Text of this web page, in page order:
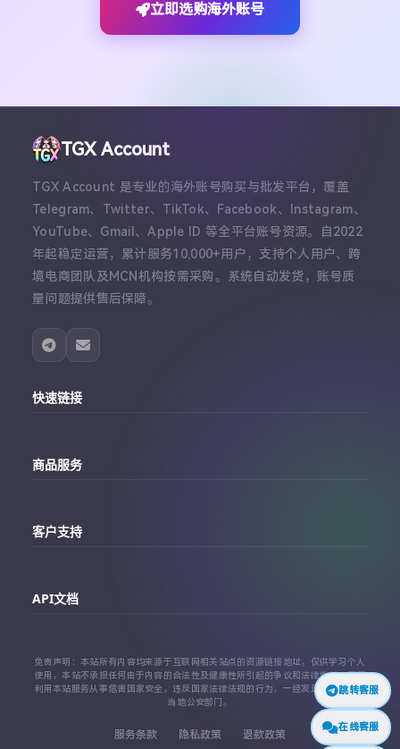
立即选购海外账号
跳转客服
在线客服
TGX Account
TGX Account 是专业的海外账号购买与批发平台，覆盖
Telegram、Twitter、TikTok、Facebook、Instagram、
YouTube、Gmail、Apple ID 等全平台账号资源。自2022
年起稳定运营，累计服务10,000+用户，支持个人用户、跨
境电商团队及MCN机构按需采购。系统自动发货，账号质
量问题提供售后保障。
快速链接
订单查询
商品服务
Facebook账号购买
TikTok账号购买
客户支持
API文档
API 接口文档
代理对接文档
免责声明：本站所有内容均来源于互联网相关站点的资源链接地址，仅供学习个人
使用，本站不承担任何由于内容的合法性及健康性所引起的争议和法律责任。严禁
利用本站服务从事危害国家安全，违反国家法律法规的行为，一经发现，立即上报
当地公安部门。
服务条款 隐私政策 退款政策